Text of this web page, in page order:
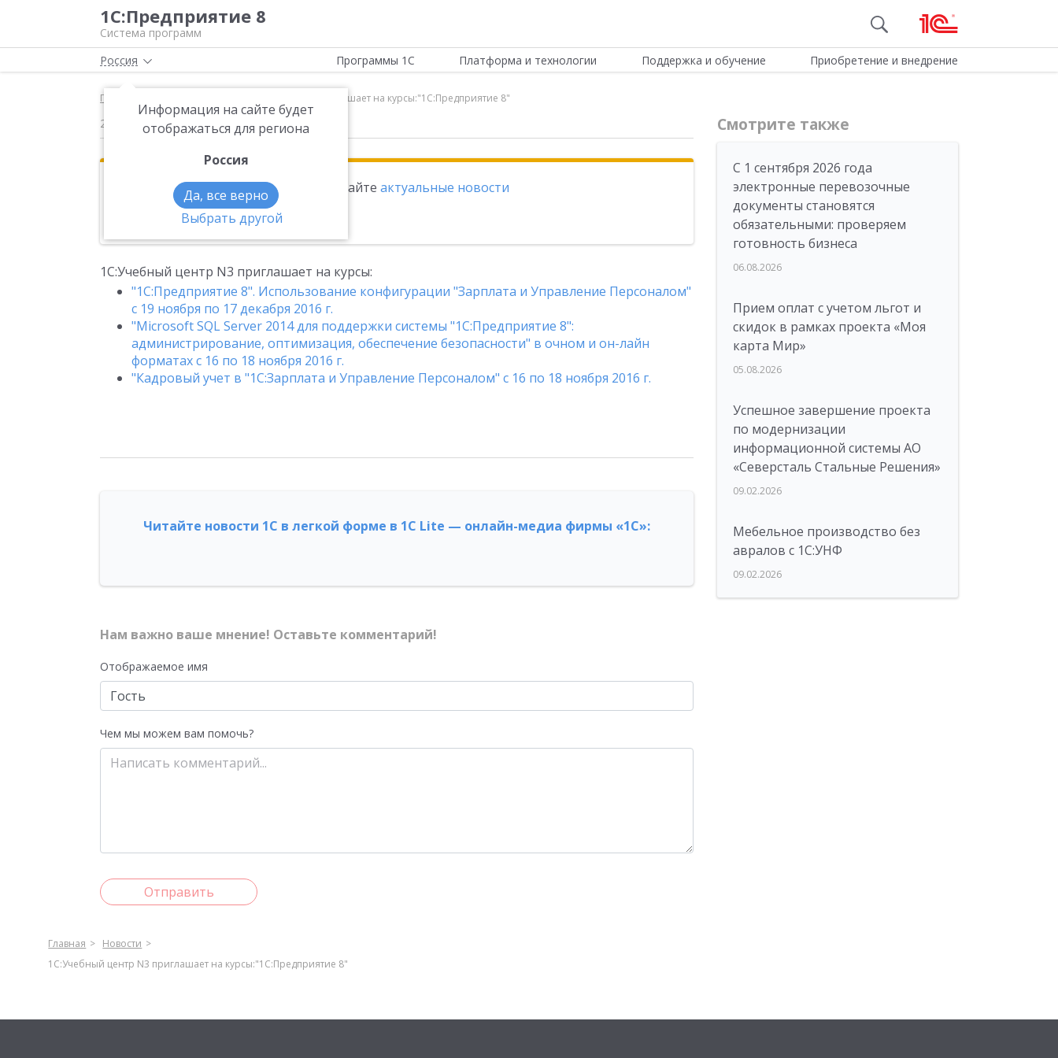
1С:Предприятие 8
Система программ
Россия
Информация на сайте будет
отображаться для региона
Россия
Да, все верно
Выбрать другой
Программы 1С Платформа и технологии Поддержка и обучение Приобретение и внедрение
Главная 1С:Учебный центр N3 приглашает на курсы:"1С:Предприятие 8"
25.10.2016
Эта новость находится в архиве. Читайте актуальные новости
Новости на тему:Учебные курсы 1С
1С:Учебный центр N3 приглашает на курсы:
"1С:Предприятие 8". Использование конфигурации "Зарплата и Управление Персоналом"
c 19 ноября по 17 декабря 2016 г.
"Microsoft SQL Server 2014 для поддержки системы "1С:Предприятие 8":
администрирование, оптимизация, обеспечение безопасности" в очном и он-лайн
форматах с 16 по 18 ноября 2016 г.
"Кадровый учет в "1С:Зарплата и Управление Персоналом" с 16 по 18 ноября 2016 г.
Читайте новости 1С в легкой форме в 1С Lite — онлайн-медиа фирмы «1С»:
Нам важно ваше мнение! Оставьте комментарий!
Отображаемое имя
Чем мы можем вам помочь?
Отправить
Смотрите также
С 1 сентября 2026 года
электронные перевозочные
документы становятся
обязательными: проверяем
готовность бизнеса
06.08.2026
Прием оплат с учетом льгот и
скидок в рамках проекта «Моя
карта Мир»
05.08.2026
Успешное завершение проекта
по модернизации
информационной системы АО
«Северсталь Стальные Решения»
09.02.2026
Мебельное производство без
авралов с 1С:УНФ
09.02.2026
Главная
Новости
1С:Учебный центр N3 приглашает на курсы:"1С:Предприятие 8"